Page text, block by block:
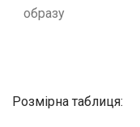
образу
Розмірна таблиця: